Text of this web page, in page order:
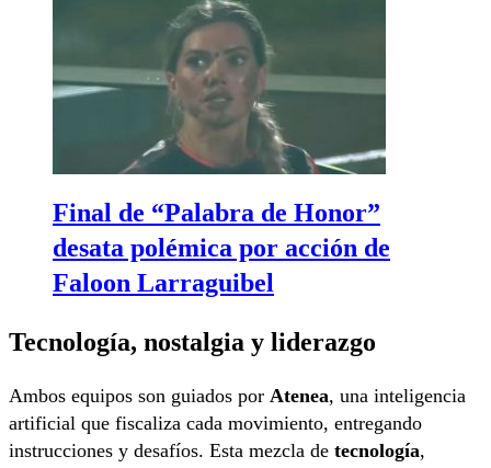
Final de “Palabra de Honor”
desata polémica por acción de
Faloon Larraguibel
Tecnología, nostalgia y liderazgo
Ambos equipos son guiados por Atenea, una inteligencia
artificial que fiscaliza cada movimiento, entregando
instrucciones y desafíos. Esta mezcla de tecnología,